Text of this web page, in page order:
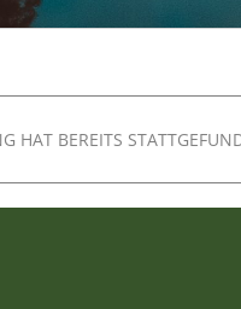
HAT BEREITS